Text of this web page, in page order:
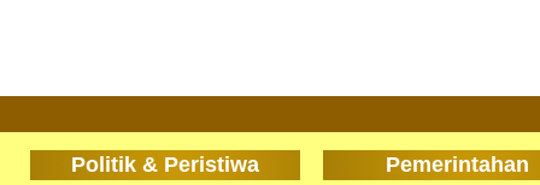
Politik & Peristiwa Pemerintahan